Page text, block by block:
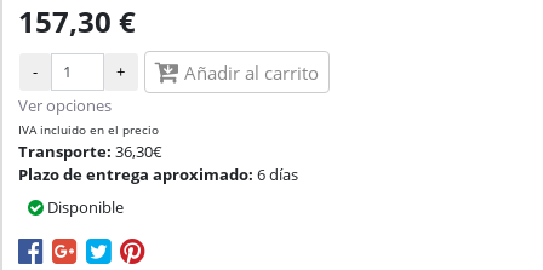
157,30 €
- + Añadir al carrito
Ver opciones
IVA incluido en el precio
Transporte: 36,30€
Plazo de entrega aproximado: 6 días
Disponible